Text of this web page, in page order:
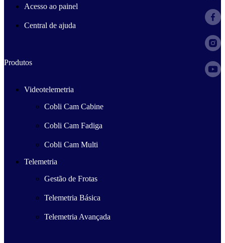
Acesso ao painel
Central de ajuda
Produtos
Videotelemetria
Cobli Cam Cabine
Cobli Cam Fadiga
Cobli Cam Multi
Telemetria
Gestão de Frotas
Telemetria Básica
Telemetria Avançada